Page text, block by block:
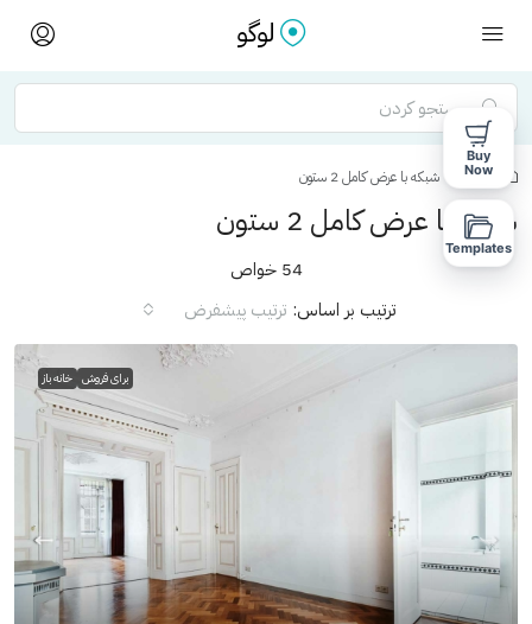
خانه شبکه با عرض کامل 2 ستون
شبکه با عرض کامل 2 ستون
54 خواص
ترتیب بر اساس: ترتیب پیشفرض
برای فروش خانه باز
Buy
Now
Templates